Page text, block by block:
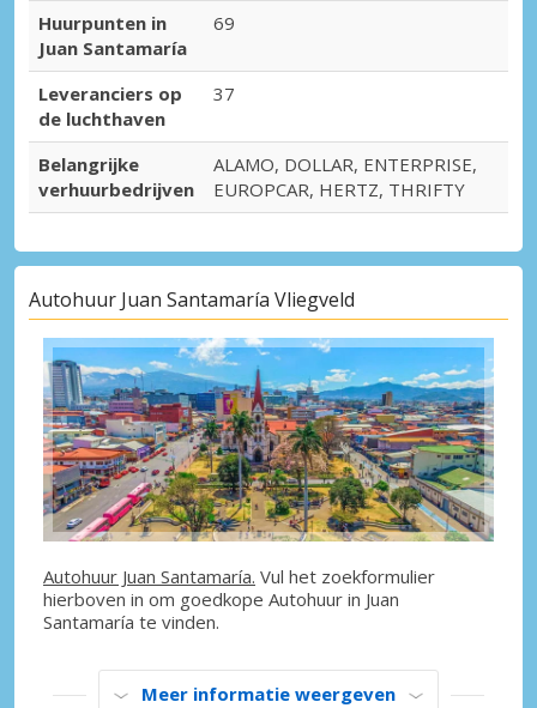
Huurpunten in
Juan Santamaría
69
Leveranciers op
de luchthaven
37
Belangrijke
verhuurbedrijven
ALAMO, DOLLAR, ENTERPRISE,
EUROPCAR, HERTZ, THRIFTY
Autohuur Juan Santamaría Vliegveld
Autohuur Juan Santamaría. Vul het zoekformulier
hierboven in om goedkope Autohuur in Juan
Santamaría te vinden.
Meer informatie weergeven